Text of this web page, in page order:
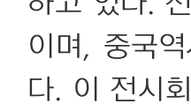
이며, 중국
다. 이 전시